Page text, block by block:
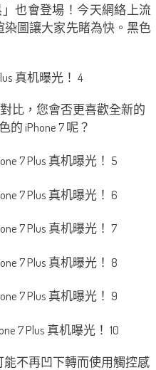
也會登場！今天網絡上流
染圖讓大家先睹為快。黑色
比，您會否更喜歡全新的
的 iPhone 7 呢？
能不再凹下轉而使用觸控感